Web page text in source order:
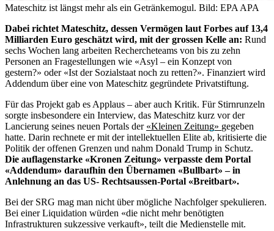
Mateschitz ist längst mehr als ein Getränkemogul. Bild: EPA APA
Dabei richtet Mateschitz, dessen Vermögen laut Forbes auf 13,4
Milliarden Euro geschätzt wird, mit der grossen Kelle an: Rund
sechs Wochen lang arbeiten Rechercheteams von bis zu zehn
Personen an Fragestellungen wie «Asyl – ein Konzept von
gestern?» oder «Ist der Sozialstaat noch zu retten?». Finanziert wird
Addendum über eine von Mateschitz gegründete Privatstiftung.
Für das Projekt gab es Applaus – aber auch Kritik. Für Stirnrunzeln
sorgte insbesondere ein Interview, das Mateschitz kurz vor der
Lancierung seines neuen Portals der «Kleinen Zeitung» gegeben
hatte. Darin rechnete er mit der intellektuellen Elite ab, kritisierte die
Politik der offenen Grenzen und nahm Donald Trump in Schutz.
Die auflagenstarke «Kronen Zeitung» verpasste dem Portal
«Addendum» daraufhin den Übernamen «Bullbart» – in
Anlehnung an das US- Rechtsaussen-Portal «Breitbart».
Bei der SRG mag man nicht über mögliche Nachfolger spekulieren.
Bei einer Liquidation würden «die nicht mehr benötigten
Infrastrukturen sukzessive verkauft», teilt die Medienstelle mit.